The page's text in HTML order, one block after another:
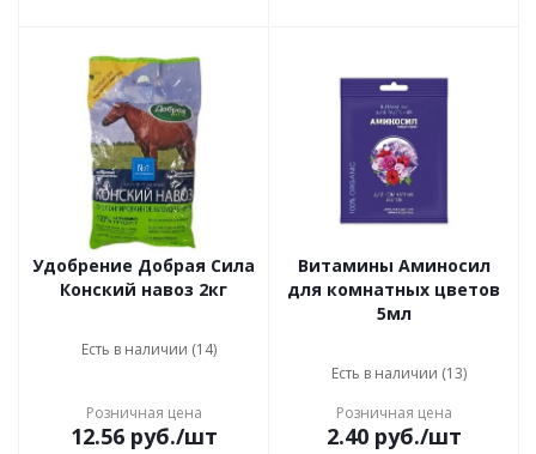
Удобрение Добрая Сила
Конский навоз 2кг
Есть в наличии (14)
Розничная цена
12.56руб./шт
Витамины Аминосил
для комнатных цветов
5мл
Есть в наличии (13)
Розничная цена
2.40руб./шт